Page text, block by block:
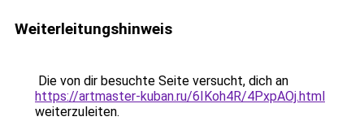
Weiterleitungshinweis
Die von dir besuchte Seite versucht, dich an
https://artmaster-kuban.ru/6IKoh4R/4PxpAOj.html
weiterzuleiten.